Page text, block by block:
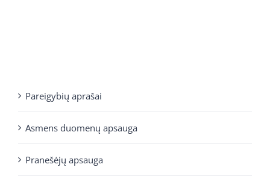
Pareigybių aprašai
Asmens duomenų apsauga
Pranešėjų apsauga